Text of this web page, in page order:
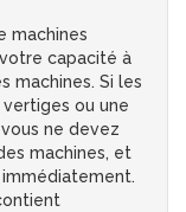
machines
votre capacité à
machines. Si les
ou une
ne devez
machines, et